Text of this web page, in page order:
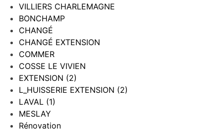
VILLIERS CHARLEMAGNE
BONCHAMP
CHANGÉ
CHANGÉ EXTENSION
COMMER
COSSE LE VIVIEN
EXTENSION (2)
L_HUISSERIE EXTENSION (2)
LAVAL (1)
MESLAY
Rénovation